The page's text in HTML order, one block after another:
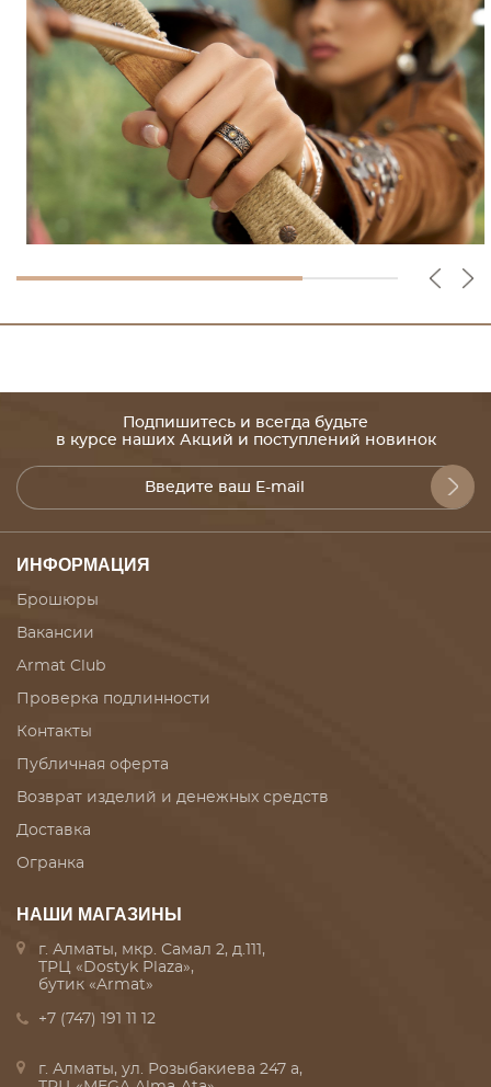
Подпишитесь и всегда будьте
в курсе наших Акций и поступлений новинок
ИНФОРМАЦИЯ
Брошюры
Вакансии
Armat Club
Проверка подлинности
Контакты
Публичная оферта
Возврат изделий и денежных средств
Доставка
Огранка
НАШИ МАГАЗИНЫ
г. Алматы, мкр. Самал 2, д.111,
ТРЦ «Dostyk Plaza»,
бутик «Armat»
+7 (747) 191 11 12
г. Алматы, ул. Розыбакиева 247 а,